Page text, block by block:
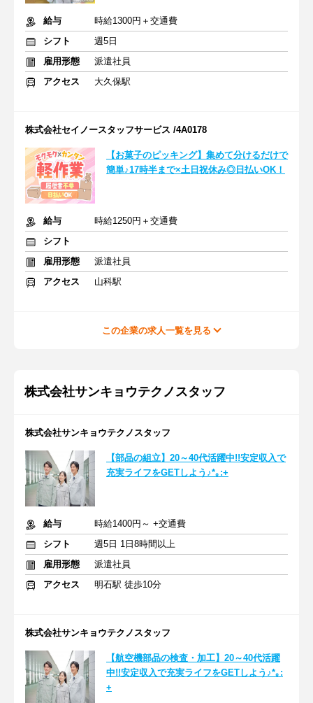
給与
時給1300円＋交通費
シフト
週5日
雇用形態
派遣社員
アクセス
大久保駅
株式会社セイノースタッフサービス /4A0178
【お菓子のピッキング】集めて分けるだけで
簡単♪17時半まで×土日祝休み◎日払いOK！
給与
時給1250円＋交通費
シフト
雇用形態
派遣社員
アクセス
山科駅
この企業の求人一覧を見る
株式会社サンキョウテクノスタッフ
株式会社サンキョウテクノスタッフ
【部品の組立】20～40代活躍中!!安定収入で
充実ライフをGETしよう♪*｡:+
給与
時給1400円～ +交通費
シフト
週5日 1日8時間以上
雇用形態
派遣社員
アクセス
明石駅 徒歩10分
株式会社サンキョウテクノスタッフ
【航空機部品の検査・加工】20～40代活躍
中!!安定収入で充実ライフをGETしよう♪*｡:
+